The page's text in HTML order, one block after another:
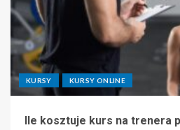
KURSY KURSY ONLINE
Ile kosztuje kurs na trenera